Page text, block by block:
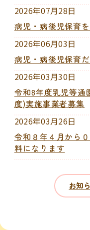
2026年07月28日
病児・病後児保育
2026年06月03日
病児・病後児保育
2026年03月30日
令和8年度乳児等
度)実施事業者募集
2026年03月26日
令和８年４月から
料になります
お知